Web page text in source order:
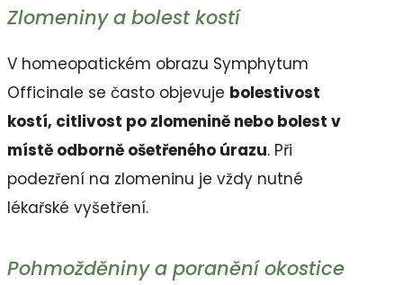
Zlomeniny a bolest kostí
V homeopatickém obrazu Symphytum
Officinale se často objevuje bolestivost
kostí, citlivost po zlomenině nebo bolest v
místě odborně ošetřeného úrazu. Při
podezření na zlomeninu je vždy nutné
lékařské vyšetření.
Pohmožděniny a poranění okostice